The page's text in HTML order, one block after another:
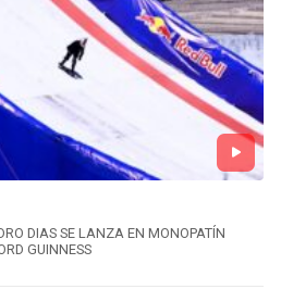
DIAS SE LANZA EN MONOPATÍN
GUINNESS